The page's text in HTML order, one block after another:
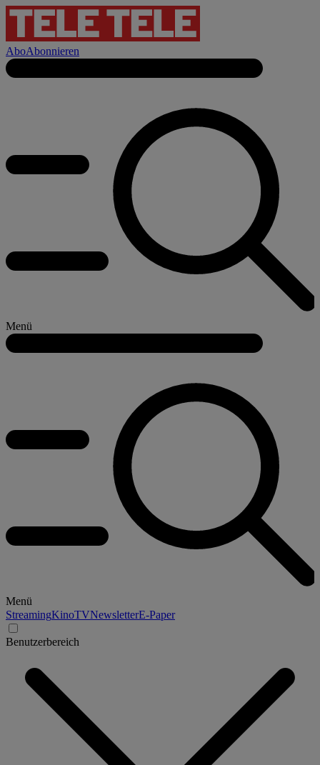
AboAbonnieren
Menü
Menü
StreamingKinoTVNewsletterE-Paper
Benutzerbereich